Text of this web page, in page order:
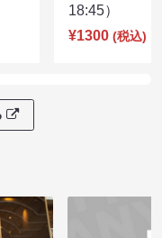
18:45）
¥1300 (税込)